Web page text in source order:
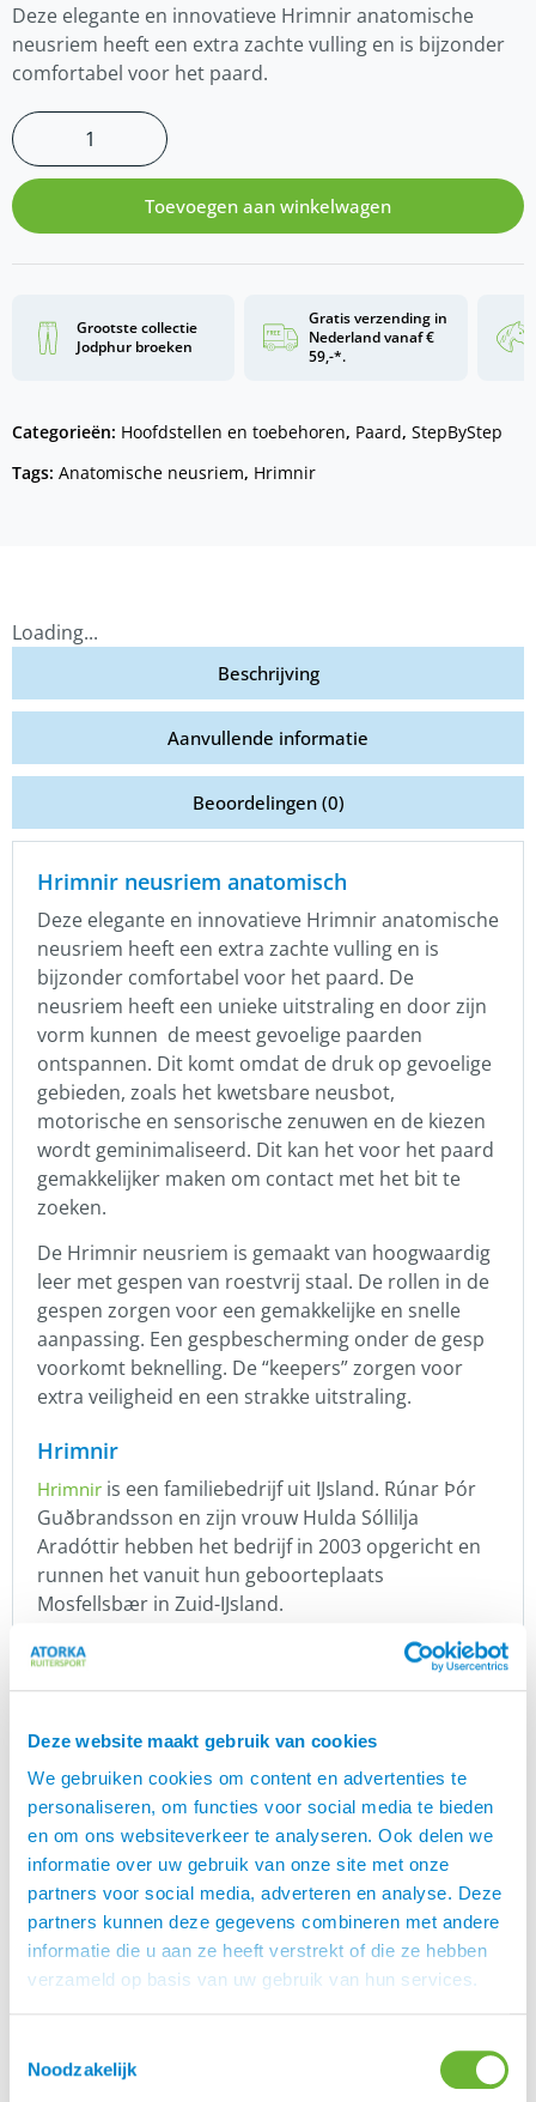
Deze website maakt gebruik van cookies
We gebruiken cookies om content en advertenties te
personaliseren, om functies voor social media te bieden
en om ons websiteverkeer te analyseren. Ook delen we
informatie over uw gebruik van onze site met onze
partners voor social media, adverteren en analyse. Deze
partners kunnen deze gegevens combineren met andere
informatie die u aan ze heeft verstrekt of die ze hebben
verzameld op basis van uw gebruik van hun services.
Noodzakelijk
Deze elegante en innovatieve Hrimnir anatomische
neusriem heeft een extra zachte vulling en is bijzonder
comfortabel voor het paard.
Toevoegen aan winkelwagen
Grootste collectie
Jodphur broeken
Gratis verzending in
Nederland vanaf €
59,-*.
Categorieën: Hoofdstellen en toebehoren, Paard, StepByStep
Tags: Anatomische neusriem, Hrimnir
Loading...
Beschrijving
Aanvullende informatie
Beoordelingen (0)
Hrimnir neusriem anatomisch
Deze elegante en innovatieve Hrimnir anatomische
neusriem heeft een extra zachte vulling en is
bijzonder comfortabel voor het paard. De
neusriem heeft een unieke uitstraling en door zijn
vorm kunnen de meest gevoelige paarden
ontspannen. Dit komt omdat de druk op gevoelige
gebieden, zoals het kwetsbare neusbot,
motorische en sensorische zenuwen en de kiezen
wordt geminimaliseerd. Dit kan het voor het paard
gemakkelijker maken om contact met het bit te
zoeken.
De Hrimnir neusriem is gemaakt van hoogwaardig
leer met gespen van roestvrij staal. De rollen in de
gespen zorgen voor een gemakkelijke en snelle
aanpassing. Een gespbescherming onder de gesp
voorkomt beknelling. De “keepers” zorgen voor
extra veiligheid en een strakke uitstraling.
Hrimnir
Hrimnir is een familiebedrijf uit IJsland. Rúnar Þór
Guðbrandsson en zijn vrouw Hulda Sóllilja
Aradóttir hebben het bedrijf in 2003 opgericht en
runnen het vanuit hun geboorteplaats
Mosfellsbær in Zuid-IJsland.
Hrimnir staat voor hoge kwaliteit. De producten
zijn prachtig en hebben een uniek design. Het
staat voorop bij Hrimnir. Zij leggen de nadruk op
en grondige product testen met behulp van
experts.
Alle producten worden grondig getest door
Hrimnir zelf en verschillende professionals in
IJsland en in het buitenland. Bij de
productontwikkeling zijn altijd professionele
ruiters, dierenartsen en instructeurs betrokken. Zij
en zijn unieke aard, vrijheid en puurheid in de